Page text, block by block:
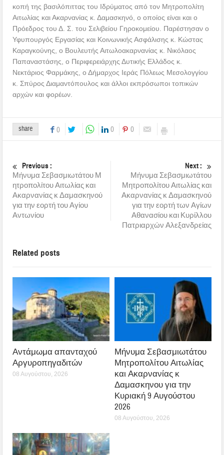
κοπή της βασιλόπιττας του Ιδρύματος από τον Μητροπολίτη
Αιτωλίας και Ακαρνανίας κ. Δαμασκηνό, ο οποίος είναι και ο
Πρόεδρος του Δ. Σ. του Σελιβείου Γηροκομείου. Παρέστησαν ο
Υφυπουργός Εργασίας και Κοινωνικής Ασφάλισης κ. Κώστας
Καραγκούνης, ο Βουλευτής Αιτωλοακαρνανίας κ. Νικόλαος
Παπαναστάσης, ο Περιφερειάρχης Δυτικής Ελλάδος κ.
Νεκτάριος Φαρμάκης, ο Δήμαρχος Ιεράς Πόλεως Μεσολογγίου
κ. Σπύρος Διαμαντόπουλος και άλλοι εκπρόσωποι τοπικών
αρχών και φορέων.
share 0 0 0
Previous :
Μήνυμα Σεβασμιωτάτου Μ
ητροπολίτου Αιτωλίας και
Ακαρνανίας κ Δαμασκηνού
για την εορτή του Αγίου
Αντωνίου
Next :
Μήνυμα Σεβασμιωτάτου
Μητροπολίτου Αιτωλίας και
Ακαρνανίας κ Δαμασκηνού
για την εορτή των Αγίων
Αθανασίου και Κυρίλλου
Πατριαρχών Αλεξανδρείας
Related posts
Αντάμωμα απανταχού
Αργυροπηγαδιτών
08 Αυγούστου, 2026
Μήνυμα Σεβασμιωτάτου
Μητροπολίτου Αιτωλίας
και Ακαρνανίας κ
Δαμασκηνου για την
Κυριακή 9 Αυγούστου
2026
08 Αυγούστου, 2026